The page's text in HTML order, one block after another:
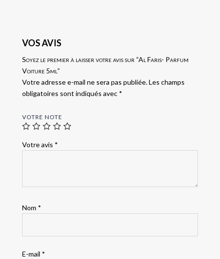
VOS AVIS
Soyez le premier à laisser votre avis sur “Al Faris- Parfum
Voiture 5ml”
Votre adresse e-mail ne sera pas publiée.Les champs
obligatoires sont indiqués avec *
VOTRE NOTE
Votre avis *
Nom *
E-mail *